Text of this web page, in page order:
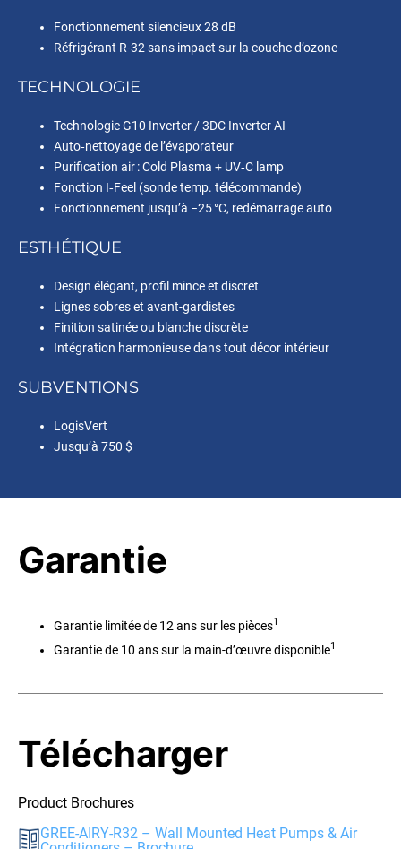
Fonctionnement silencieux 28 dB
Réfrigérant R-32 sans impact sur la couche d’ozone
TECHNOLOGIE
Technologie G10 Inverter / 3DC Inverter AI
Auto‑nettoyage de l’évaporateur
Purification air : Cold Plasma + UV‑C lamp
Fonction I‑Feel (sonde temp. télécommande)
Fonctionnement jusqu’à −25 °C, redémarrage auto
ESTHÉTIQUE
Design élégant, profil mince et discret
Lignes sobres et avant-gardistes
Finition satinée ou blanche discrète
Intégration harmonieuse dans tout décor intérieur
SUBVENTIONS
LogisVert
Jusqu’à 750 $
Garantie
Garantie limitée de 12 ans sur les pièces1
Garantie de 10 ans sur la main-d’œuvre disponible1
Télécharger
Product Brochures
GREE-AIRY-R32 – Wall Mounted Heat Pumps & Air